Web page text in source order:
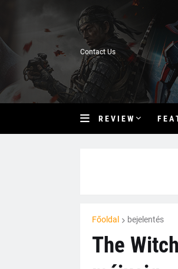
Contact Us
R E V I E W F E A
Főoldal bejelentés
The